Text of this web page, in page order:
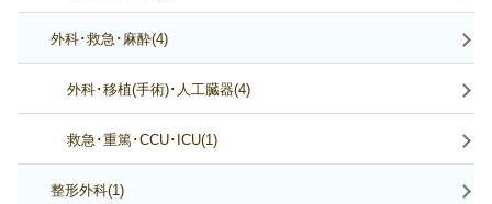
外科･救急･麻酔(4)
外科･移植(手術)･人工臓器(4)
救急･重篤･CCU･ICU(1)
整形外科(1)